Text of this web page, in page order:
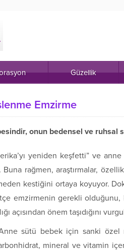
Güzellik
Emzirme
onun bedensel ve ruhsal
yeniden keşfetti” ve
Buna rağmen, araştırmalar,
kestiğini ortaya koyuyor.
emzirmenin gerekli olduğunu,
açısından önem taşıdığını
sütü bebek için sanki özel
mineral ve vitamin